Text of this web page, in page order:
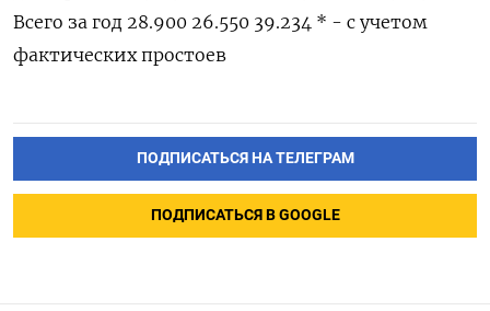
ПОДПИСАТЬСЯ НА ТЕЛЕГРАМ
ПОДПИСАТЬСЯ В GOOGLE